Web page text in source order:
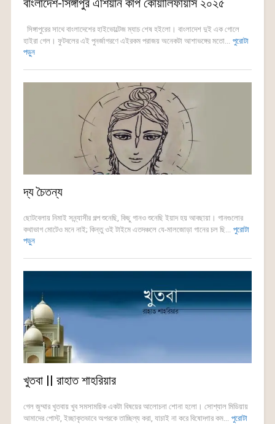
বাংলাদেশ-সিঙ্গাপুর এশিয়ান কাপ কোয়ালিফায়ার্স ২০২৫
সিঙ্গাপুরের সাথে বাংলাদেশের হাইভোল্টেজ ম্যাচ শেষ হইলো। বাংলাদেশ দুই এক গোলে
হাইরা গেল। ফুটবলের এই পুনর্জাগরণে এইরকম পরাজয় অনেকটা আশাভঙ্গের মতো... পুরোটা
পড়ুন
দ্য চৈতন্য
ছোটবেলায় নিমাই সন্ন্যাসীর গল্প শুনেছি, কিছু গানও শুনেছি ইয়াদ হয় আবছায়া। গানগুলোর
কথাভাগ মোটেও মনে নাই; কিন্তু ওই টাইমে এতদঞ্চলে যে-মালজোড়া গানের চল ছি... পুরোটা
পড়ুন
খুতবা || রাহাত শাহরিয়ার
গেল জুম্মার খুতবায় খুব সমসাময়িক একটা বিষয়ের আলোচনা শোনা হলো। সোশ্যাল মিডিয়ায়
আমাদের পোস্ট, ইচ্ছাকৃতভাবে অপরকে তাচ্ছিল্য করা, যাচাই না করে বিষোদ্গার কম... পুরোটা